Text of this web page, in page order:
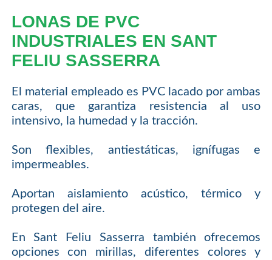
LONAS DE PVC
INDUSTRIALES EN SANT
FELIU SASSERRA
El material empleado es PVC lacado por ambas
caras, que garantiza resistencia al uso
intensivo, la humedad y la tracción.
Son flexibles, antiestáticas, ignífugas e
impermeables.
Aportan aislamiento acústico, térmico y
protegen del aire.
En Sant Feliu Sasserra también ofrecemos
opciones con mirillas, diferentes colores y